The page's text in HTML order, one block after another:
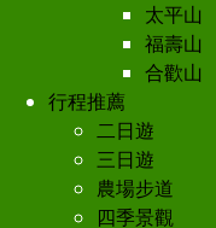
太平山
福壽山
合歡山
行程推薦
二日遊
三日遊
農場步道
四季景觀